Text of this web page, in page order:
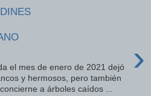
›
el mes de enero de 2021 dejó
y hermosos, pero también
a árboles caídos ...